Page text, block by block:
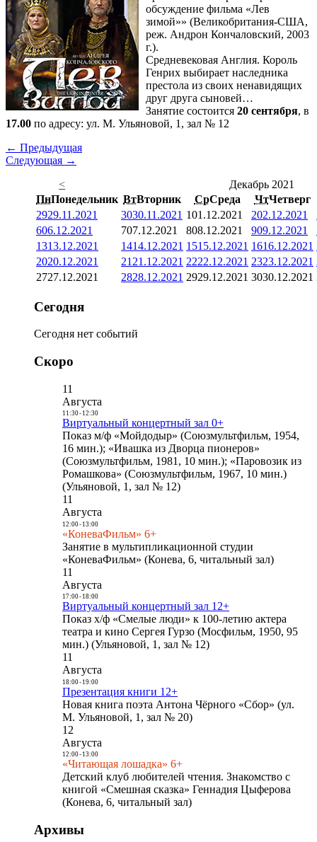
обсуждение фильма «Лев
зимой»» (Великобритания-США,
реж. Андрон Кончаловский, 2003
г.).
Средневековая Англия. Король
Генрих выбирает наследника
престола из своих ненавидящих
друг друга сыновей…
Занятие состоится 20 сентября, в
17.00 по адресу: ул. М. Ульяновой, 1, зал № 12
← Предыдущая
Следующая →
<
Декабрь 2021
ПнПонедельник ВтВторник СрСреда ЧтЧетверг
2929.11.2021 3030.11.2021 101.12.2021 202.12.2021
606.12.2021 707.12.2021 808.12.2021 909.12.2021
1313.12.2021 1414.12.2021 1515.12.2021 1616.12.2021
2020.12.2021 21 21.12.2021 2222.12.2021 2323.12.2021
2727.12.2021 2828.12.2021 2929.12.2021 3030.12.2021
Сегодня
Сегодня нет событий
Скоро
11
Августа
11:30- 12:30
Виртуальный концертный зал 0+
Показ м/ф «Мойдодыр» (Союзмультфильм, 1954,
16 мин.); «Ивашка из Дворца пионеров»
(Союзмультфильм, 1981, 10 мин.); «Паровозик из
Ромашкова» (Союзмультфильм, 1967, 10 мин.)
(Ульяновой, 1, зал № 12)
11
Августа
12:00- 13:00
«КоневаФильм» 6+
Занятие в мультипликационной студии
«КоневаФильм» (Конева, 6, читальный зал)
11
Августа
17:00- 18:00
Виртуальный концертный зал 12+
Показ х/ф «Смелые люди» к 100-летию актера
театра и кино Сергея Гурзо (Мосфильм, 1950, 95
мин.) (Ульяновой, 1, зал № 12)
11
Августа
18:00- 19:00
Презентация книги 12+
Новая книга поэта Антона Чёрного «Сбор» (ул.
М. Ульяновой, 1, зал № 20)
12
Августа
12:00- 13:00
«Читающая лошадка» 6+
Детский клуб любителей чтения. Знакомство с
книгой «Смешная сказка» Геннадия Цыферова
(Конева, 6, читальный зал)
Архивы